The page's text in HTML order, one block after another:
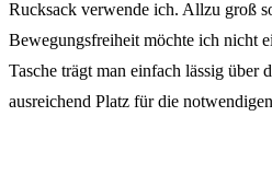
Rucksack verwende ich. Allzu groß
Bewegungsfreiheit möchte ich nicht
Tasche trägt man einfach lässig über
ausreichend Platz für die